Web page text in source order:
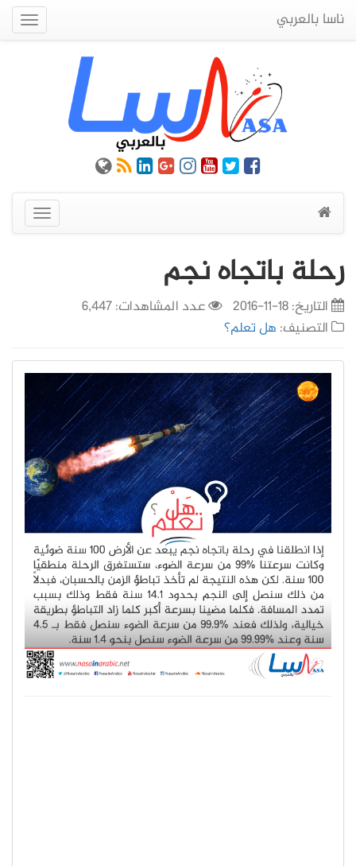
ناسا بالعربي
عرض
القائمة
رحلة باتجاه نجم
التاريخ:18-11-2016
عدد المشاهدات: 6,447
التصنيف: هل تعلم؟